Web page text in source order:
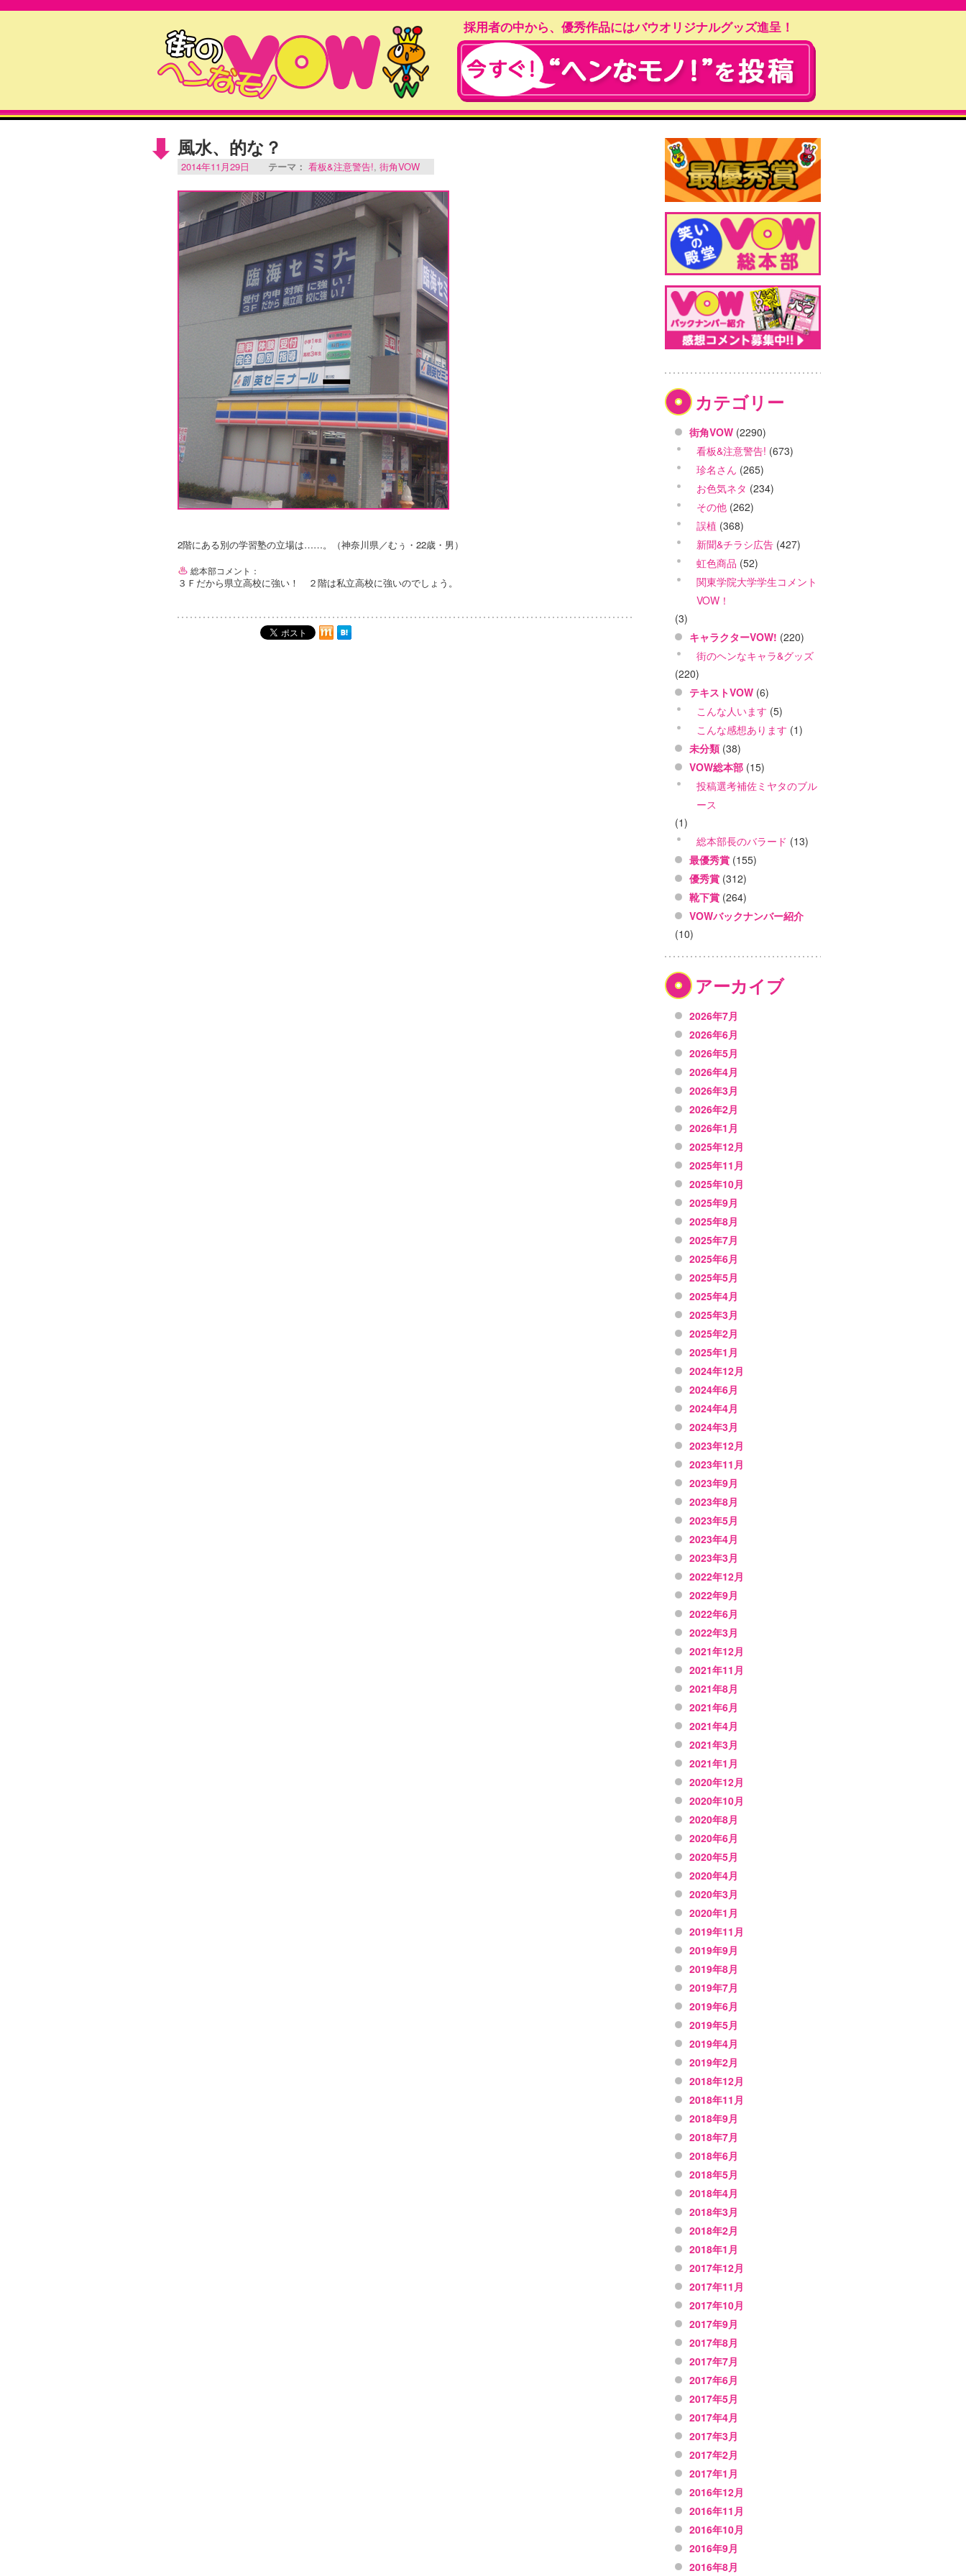
採用者の中から、優秀作品にはバウオリジナルグッズ進呈！
風水、的な？
2014年11月29日 テーマ： 看板&注意警告!, 街角VOW
2階にある別の学習塾の立場は……。（神奈川県／むぅ・22歳・男）
総本部コメント：
３Ｆだから県立高校に強い！ ２階は私立高校に強いのでしょう。
カテゴリー
街角VOW (2290)
看板&注意警告! (673)
珍名さん (265)
お色気ネタ (234)
その他 (262)
誤植 (368)
新聞&チラシ広告 (427)
虹色商品 (52)
関東学院大学学生コメント
VOW！
(3)
キャラクターVOW! (220)
街のヘンなキャラ&グッズ
(220)
テキストVOW (6)
こんな人います (5)
こんな感想あります (1)
未分類 (38)
VOW総本部 (15)
投稿選考補佐ミヤタのブル
ース
(1)
総本部長のバラード (13)
最優秀賞 (155)
優秀賞 (312)
靴下賞 (264)
VOWバックナンバー紹介
(10)
アーカイブ
2026年7月
2026年6月
2026年5月
2026年4月
2026年3月
2026年2月
2026年1月
2025年12月
2025年11月
2025年10月
2025年9月
2025年8月
2025年7月
2025年6月
2025年5月
2025年4月
2025年3月
2025年2月
2025年1月
2024年12月
2024年6月
2024年4月
2024年3月
2023年12月
2023年11月
2023年9月
2023年8月
2023年5月
2023年4月
2023年3月
2022年12月
2022年9月
2022年6月
2022年3月
2021年12月
2021年11月
2021年8月
2021年6月
2021年4月
2021年3月
2021年1月
2020年12月
2020年10月
2020年8月
2020年6月
2020年5月
2020年4月
2020年3月
2020年1月
2019年11月
2019年9月
2019年8月
2019年7月
2019年6月
2019年5月
2019年4月
2019年2月
2018年12月
2018年11月
2018年9月
2018年7月
2018年6月
2018年5月
2018年4月
2018年3月
2018年2月
2018年1月
2017年12月
2017年11月
2017年10月
2017年9月
2017年8月
2017年7月
2017年6月
2017年5月
2017年4月
2017年3月
2017年2月
2017年1月
2016年12月
2016年11月
2016年10月
2016年9月
2016年8月